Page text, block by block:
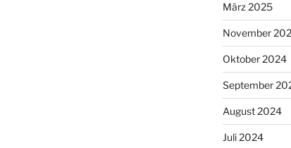
März 2025
November
Oktober 2024
September
August 2024
Juli 2024